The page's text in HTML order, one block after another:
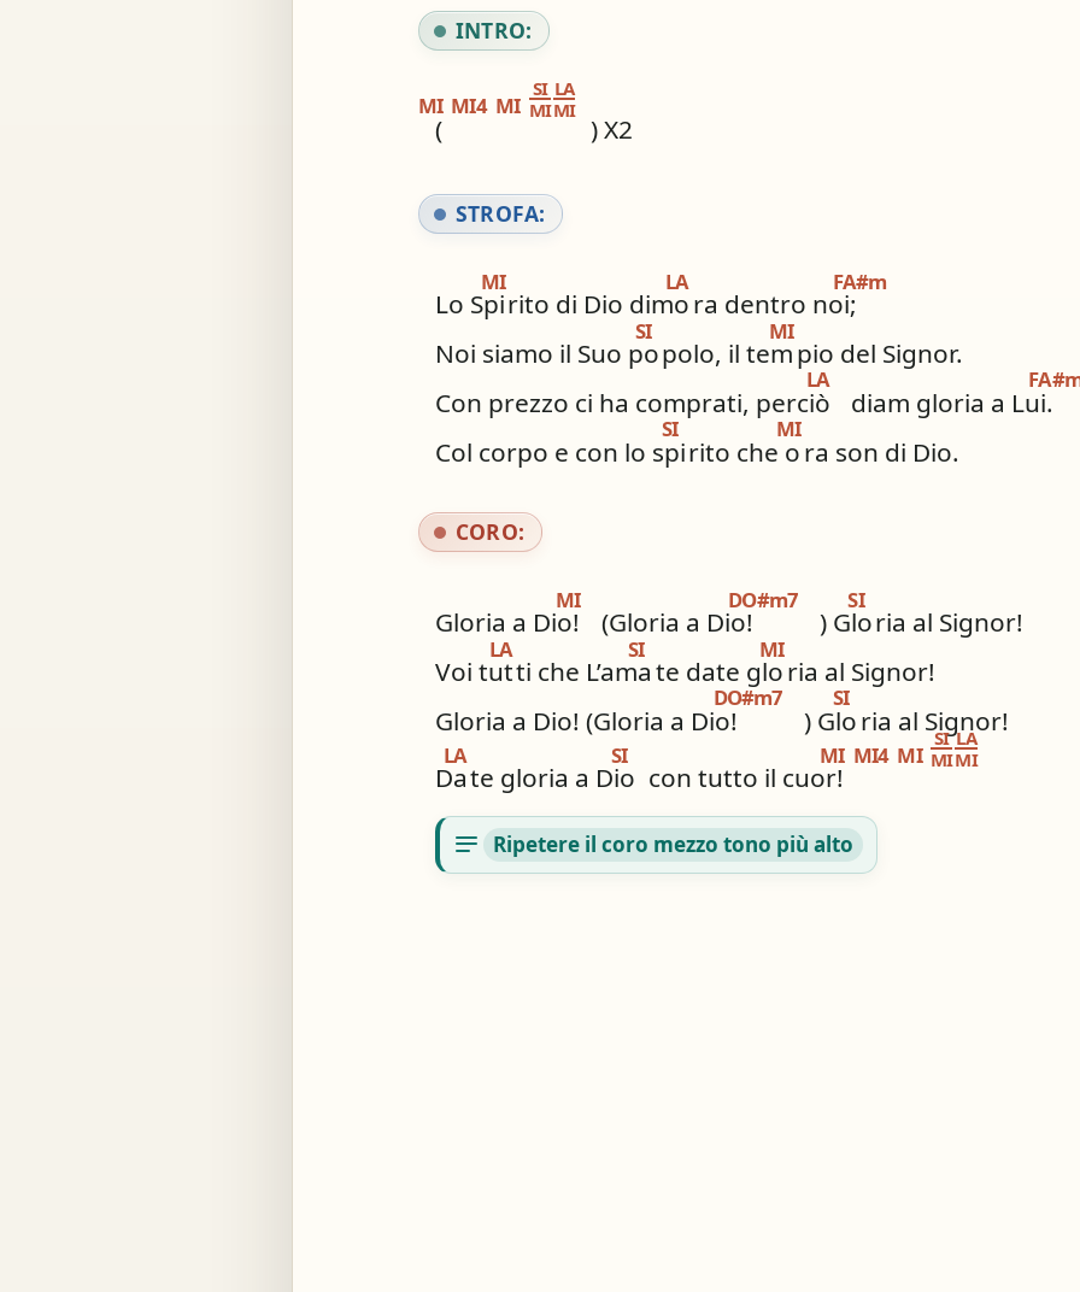
INTRO:
(
MI MI4 MI
SI
MI
LA
MI
) X2
STROFA:
Lo Spi
MI
rito di Dio dimo
LA
ra dentro noi;
FA#m
Noi siamo il Suo po
SI
polo, il tem
MI
pio del Signor.
Con prezzo ci ha comprati, perciò
LA
diam gloria a Lui.
Col corpo e con lo spi
SI
rito che o
MI
ra son di Dio.
CORO:
Gloria a Dio!
MI
(Gloria a Dio!
DO#m7
) Glo
SI
ria al Signor!
Voi tut
LA
ti che L’ama
SI
te date glo
MI
ria al Signor!
Gloria a Dio! (Gloria a Dio!
DO#m7
) Glo
SI
ria al Signor!
Da
LA
te gloria a Dio
SI
con tutto il cuor!
MI MI4 MI
SI
MI
LA
MI
notes Ripetere il coro mezzo tono più alto